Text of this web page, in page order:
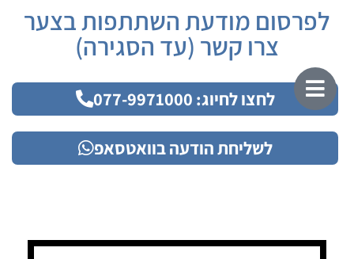
לפרסום מודעת השתתפות בצער
צרו קשר (עד הסגירה)
לחצו לחיוג: 077-9971000
לשליחת הודעה בוואטסאפ